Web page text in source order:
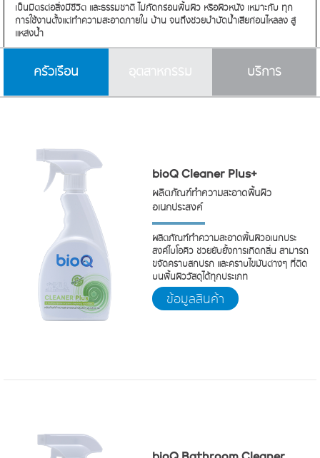
เป็นมิตรต่อสิ่งมีชีวิต และธรรมชาติ ไม่กัดกร่อนพื้นผิว หรือผิวหนัง เหมาะกับ ทุก
การใช้งานตั้งแต่ทำความสะอาดภายใน บ้าน จนถึงช่วยบำบัดน้ำเสียก่อนไหลลง สู่
แหล่งน้ำ
ครัวเรือน อุตสาหกรรม บริการ
bioQ Cleaner Plus+
ผลิตภัณฑ์ทำความสะอาดพื้นผิว
อเนกประสงค์
ผลิตภัณฑ์ทำความสะอาดพื้นผิวอเนกประ
สงค์ไบโอคิว ช่วยยับยั้งการเกิดกลิ่น สามารถ
ขจัดคราบสกปรก และคราบไขมันต่างๆ ที่ติด
บนพื้นผิววัสดุได้ทุกประเภท
ข้อมูลสินค้า